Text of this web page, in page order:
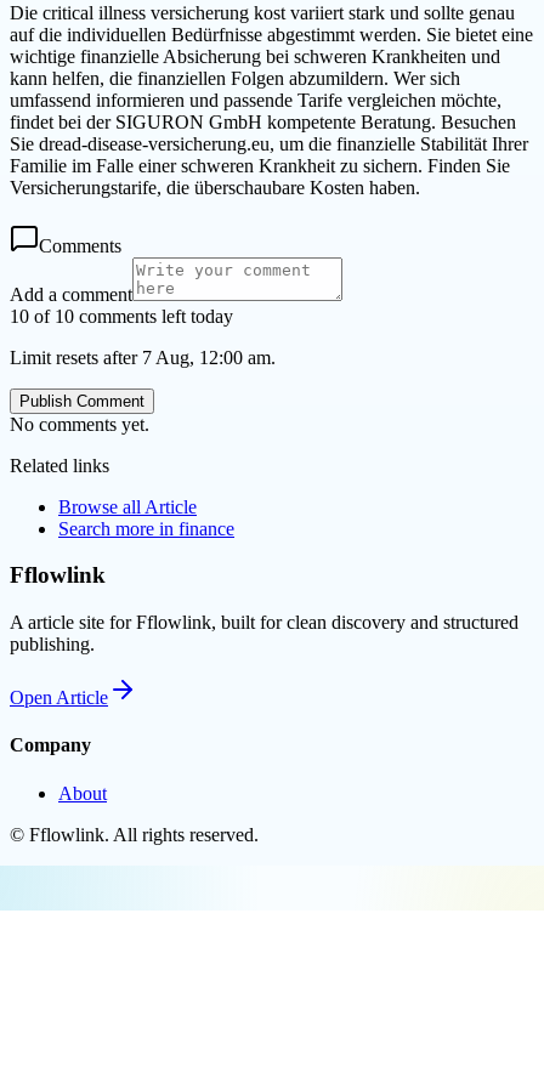
Die critical illness versicherung kost variiert stark und sollte genau
auf die individuellen Bedürfnisse abgestimmt werden. Sie bietet eine
wichtige finanzielle Absicherung bei schweren Krankheiten und
kann helfen, die finanziellen Folgen abzumildern. Wer sich
umfassend informieren und passende Tarife vergleichen möchte,
findet bei der SIGURON GmbH kompetente Beratung. Besuchen
Sie dread-disease-versicherung.eu, um die finanzielle Stabilität Ihrer
Familie im Falle einer schweren Krankheit zu sichern. Finden Sie
Versicherungstarife, die überschaubare Kosten haben.
Comments
Add a comment
10 of 10 comments left today
Limit resets after 7 Aug, 12:00 am.
Publish Comment
No comments yet.
Related links
Browse all Article
Search more in finance
Fflowlink
A article site for Fflowlink, built for clean discovery and structured
publishing.
Open Article
Company
About
© Fflowlink. All rights reserved.